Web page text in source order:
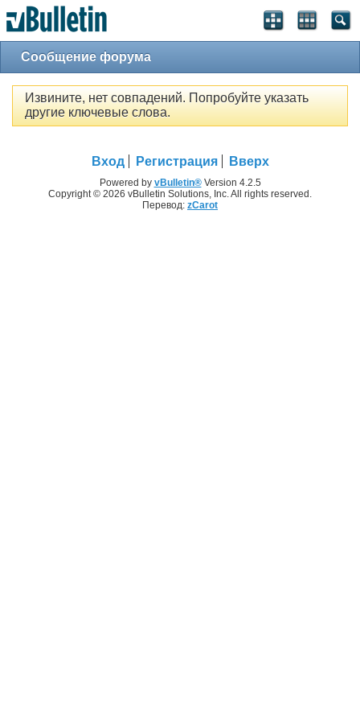
Сообщение форума
Извините, нет совпадений. Попробуйте указать
другие ключевые слова.
Вход Регистрация Вверх
Powered by vBulletin®Version 4.2.5
Copyright © 2026 vBulletin Solutions, Inc. All rights reserved.
Перевод: zCarot